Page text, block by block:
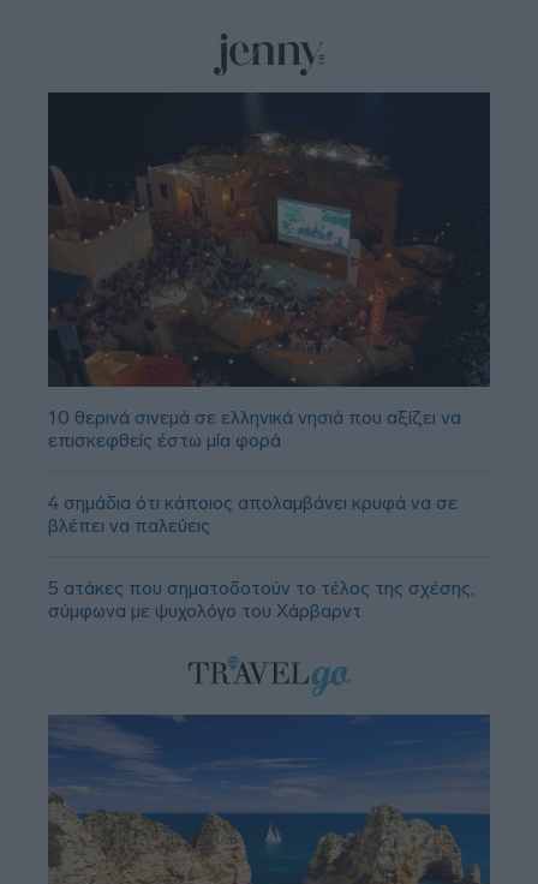
10 θερινά σινεμά σε ελληνικά νησιά που αξίζει να
επισκεφθείς έστω μία φορά
4 σημάδια ότι κάποιος απολαμβάνει κρυφά να σε
βλέπει να παλεύεις
5 ατάκες που σηματοδοτούν το τέλος της σχέσης,
σύμφωνα με ψυχολόγο του Χάρβαρντ